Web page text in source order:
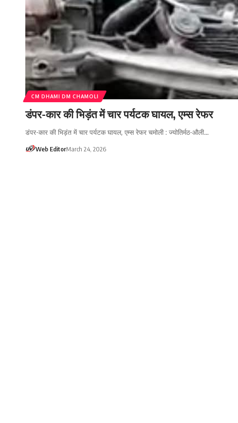
CM DHAMI DM CHAMOLI
डंपर-कार की भिड़ंत में चार पर्यटक घायल, एम्स रेफर
डंपर-कार की भिड़ंत में चार पर्यटक घायल, एम्स रेफर चमोली : ज्योतिर्मठ-औली…
Web EditorMarch 24, 2026